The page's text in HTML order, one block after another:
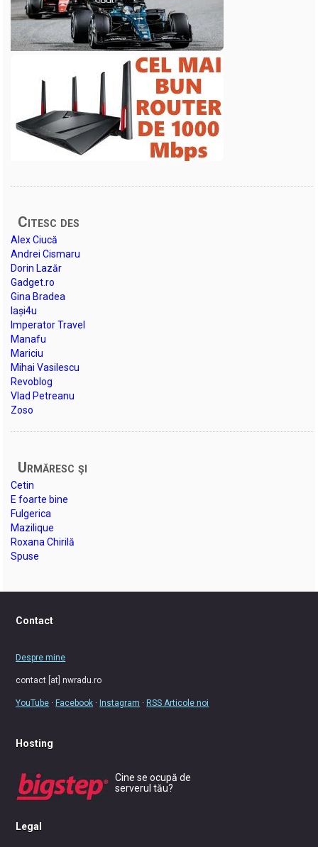
Citesc des
Alex Ciucă
Andrei Cismaru
Dorin Lazăr
Gadget.ro
Gina Bradea
Iași4u
Imperator Travel
Manafu
Mariciu
Mihai Vasilescu
Revoblog
Vlad Petreanu
Zoso
Urmăresc şi
Cetin
E foarte bine
Fulgerica
Mazilique
Roxana Chirilă
Spuse
Contact
Despre mine
contact [at] nwradu.ro
YouTube ·Facebook ·Instagram ·RSS Articole noi
Hosting
Cine se ocupă de
serverul tău?
Legal